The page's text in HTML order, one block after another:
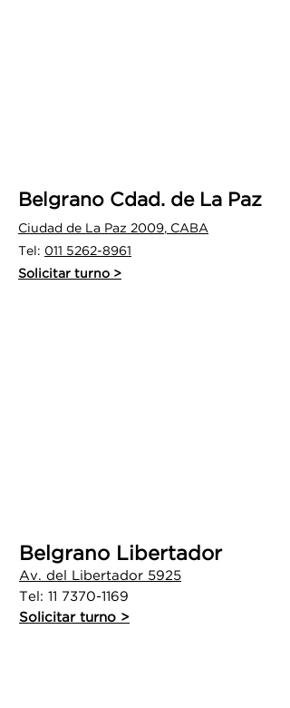
Belgrano Cdad. de La Paz
Ciudad de La Paz 2009, CABA
Tel: 011 5262-8961
Solicitar turno >
Belgrano Libertador
Av. del Libertador 5925
Tel:
11 7370-1169
Solicitar turno >